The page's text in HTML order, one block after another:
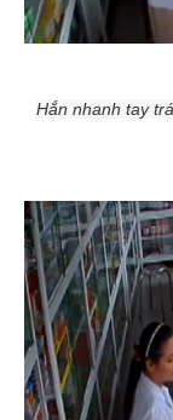
Hắn nhanh tay